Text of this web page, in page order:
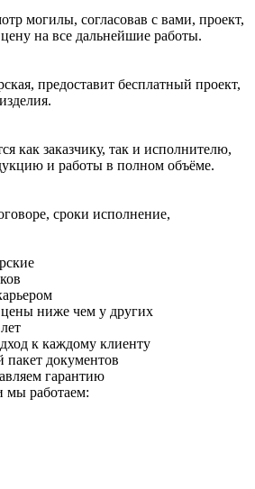
могилы, согласовав с вами, проект,
на все дальнейшие работы.
предоставит бесплатный проект,
как заказчику, так и исполнителю,
и работы в полном объёме.
сроки исполнение,
ниже чем у других
к каждому клиенту
документов
гарантию
мы работаем: